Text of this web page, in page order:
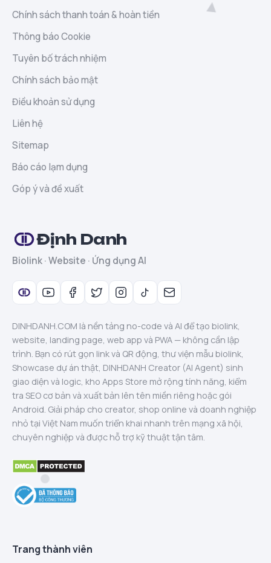
Chính sách thanh toán & hoàn tiền
Thông báo Cookie
Tuyên bố trách nhiệm
Chính sách bảo mật
Điều khoản sử dụng
Liên hệ
Sitemap
Báo cáo lạm dụng
Góp ý và đề xuất
Định Danh
Biolink · Website · Ứng dụng AI
DINHDANH.COM là nền tảng no-code và AI để tạo biolink,
website, landing page, web app và PWA — không cần lập
trình. Bạn có rút gọn link và QR động, thư viện mẫu biolink,
Showcase dự án thật, DINHDANH Creator (AI Agent) sinh
giao diện và logic, kho Apps Store mở rộng tính năng, kiểm
tra SEO cơ bản và xuất bản lên tên miền riêng hoặc gói
Android. Giải pháp cho creator, shop online và doanh nghiệp
nhỏ tại Việt Nam muốn triển khai nhanh trên mạng xã hội,
chuyên nghiệp và được hỗ trợ kỹ thuật tận tâm.
Trang thành viên